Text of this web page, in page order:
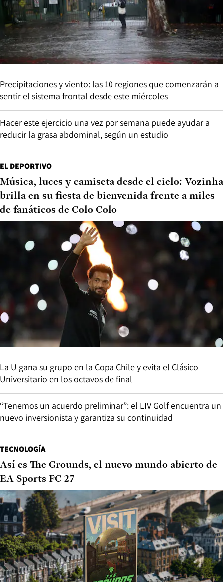
Precipitaciones y viento: las 10 regiones que comenzarán a
sentir el sistema frontal desde este miércoles
Hacer este ejercicio una vez por semana puede ayudar a
reducir la grasa abdominal, según un estudio
EL DEPORTIVO
Música, luces y camiseta desde el cielo: Vozinha
brilla en su fiesta de bienvenida frente a miles
de fanáticos de Colo Colo
La U gana su grupo en la Copa Chile y evita el Clásico
Universitario en los octavos de final
“Tenemos un acuerdo preliminar”: el LIV Golf encuentra un
nuevo inversionista y garantiza su continuidad
TECNOLOGÍA
Así es The Grounds, el nuevo mundo abierto de
EA Sports FC 27